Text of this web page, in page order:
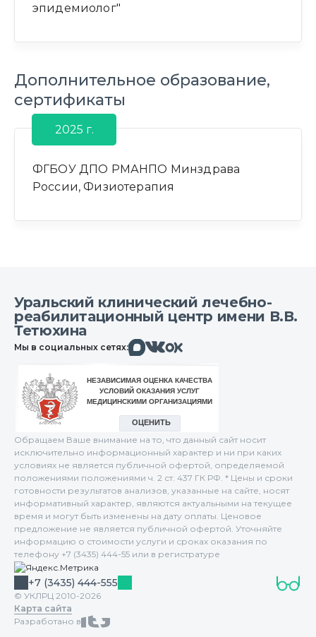
эпидемиолог"
Дополнительное образование,
сертификаты
2025 г.
ФГБОУ ДПО РМАНПО Минздрава
России, Физиотерапия
Уральский клинический лечебно-
реабилитационный центр имени В.В.
Тетюхина
Мы в социальных сетях:МаксВконтактеОдноклассники
Обращаем Ваше внимание на то, что данный сайт носит
исключительно информационный характер и ни при каких
условиях не является публичной офертой, определяемой
положениями положениями ч. 2 ст. 437 ГК РФ. * Цены и сроки
готовности результатов анализов, указанные на сайте, носят
информативный характер, являются актуальными на текущее
время и могут быть изменены на дату оплаты. Ценовое
предложение не является публичной офертой. Уточняйте
информацию о стоимости услуги и сроках оказания по
телефону +7 (3435) 444-55 или в регистратуре
+7 (3435) 444-555
© УКЛРЦ 2010-2026
Карта сайта
Разработано в